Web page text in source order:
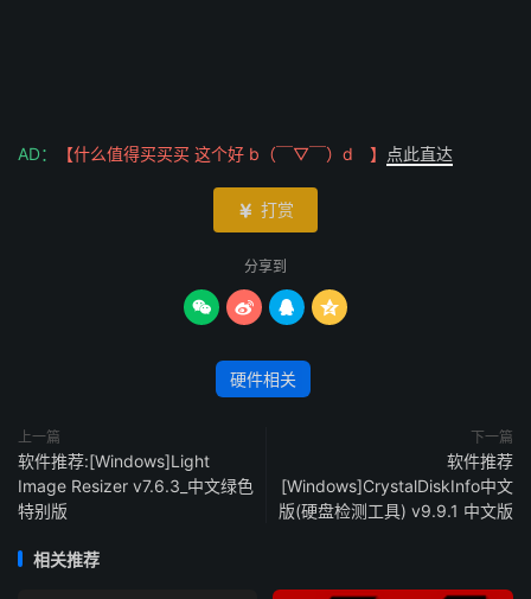
AD： 【什么值得买买买 这个好 b（￣▽￣）d 】 点此直达
 打赏
分享到
   
硬件相关
上一篇
软件推荐:[Windows]Light
Image Resizer v7.6.3_中文绿色
特别版
下一篇
软件推荐
[Windows]CrystalDiskInfo中文
版(硬盘检测工具) v9.9.1 中文版
相关推荐